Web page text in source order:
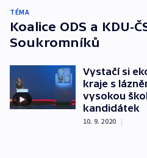
TÉMA
Koalice ODS a KDU-
Soukromníků
Vystačí si
kraje s
vysokou
kandidátek
10. 9. 2020 |